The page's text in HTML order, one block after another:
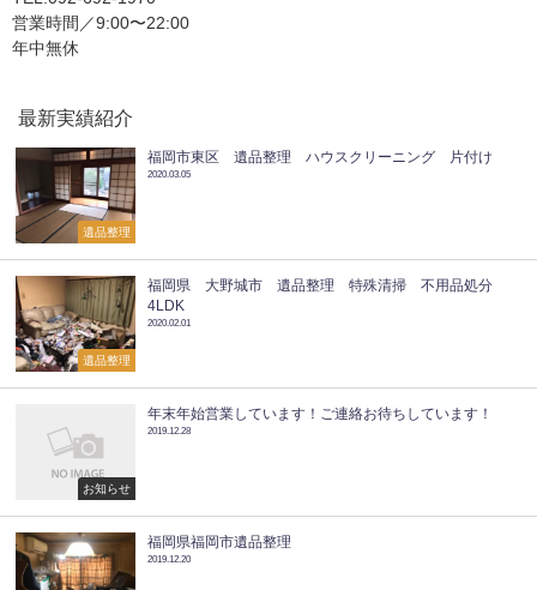
営業時間／9:00〜22:00
年中無休
最新実績紹介
遺品整理
福岡市東区 遺品整理 ハウスクリーニング 片付け
2020.03.05
遺品整理
福岡県 大野城市 遺品整理 特殊清掃 不用品処分
4LDK
2020.02.01
お知らせ
年末年始営業しています！ご連絡お待ちしています！
2019.12.28
福岡県福岡市遺品整理
2019.12.20